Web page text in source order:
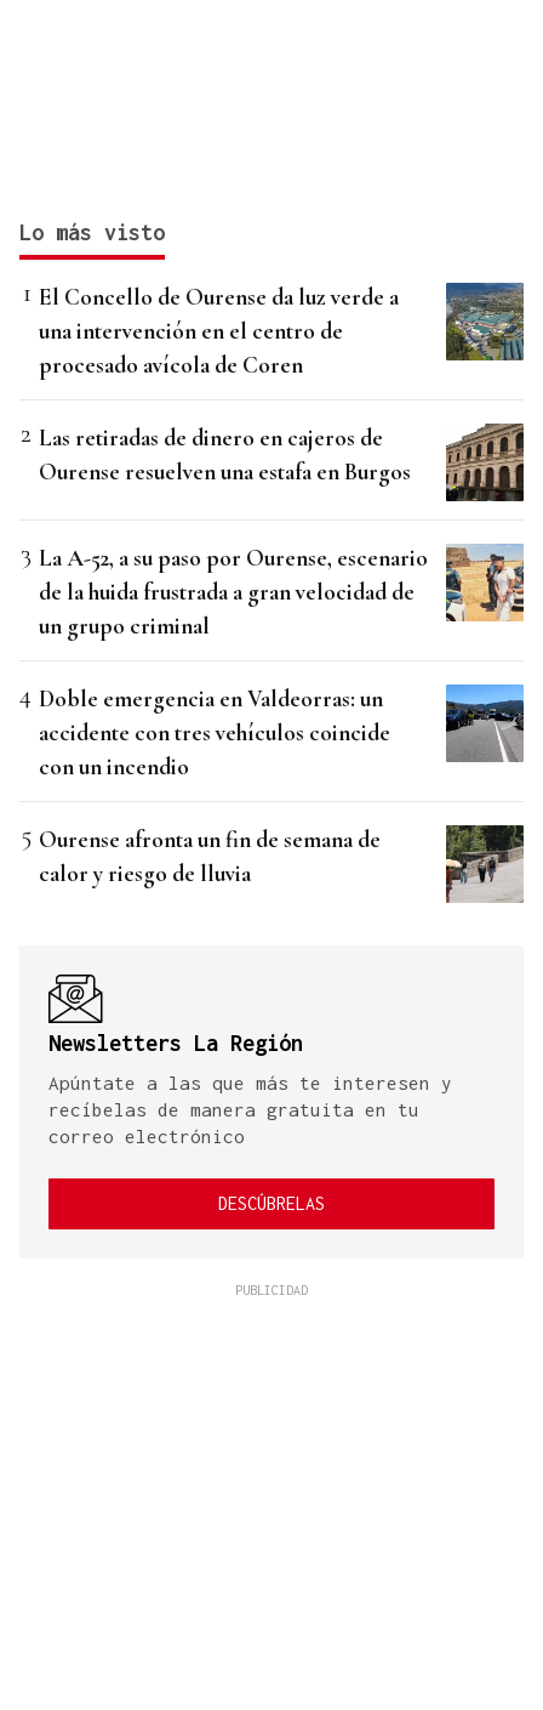
Lo más visto
El Concello de Ourense da luz verde a
una intervención en el centro de
procesado avícola de Coren
Las retiradas de dinero en cajeros de
Ourense resuelven una estafa en Burgos
La A-52, a su paso por Ourense, escenario
de la huida frustrada a gran velocidad de
un grupo criminal
Doble emergencia en Valdeorras: un
accidente con tres vehículos coincide
con un incendio
Ourense afronta un fin de semana de
calor y riesgo de lluvia
Newsletters La Región
Apúntate a las que más te interesen y
recíbelas de manera gratuita en tu
correo electrónico
DESCÚBRELAS